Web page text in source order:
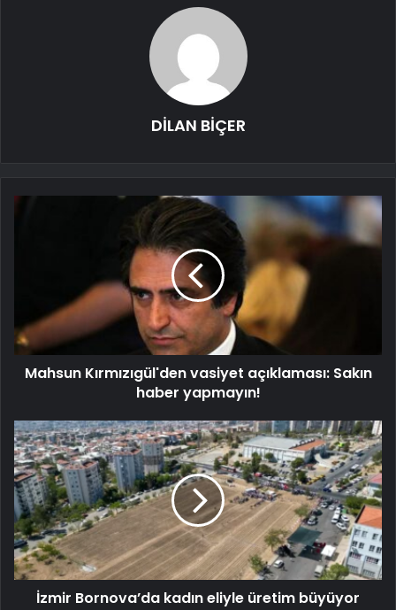
DİLAN BİÇER
Mahsun Kırmızıgül'den vasiyet açıklaması: Sakın
haber yapmayın!
İzmir Bornova’da kadın eliyle üretim büyüyor